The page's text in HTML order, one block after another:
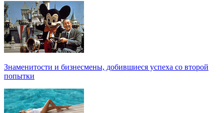
Знаменитости и бизнесмены, добившиеся успеха со второй
попытки